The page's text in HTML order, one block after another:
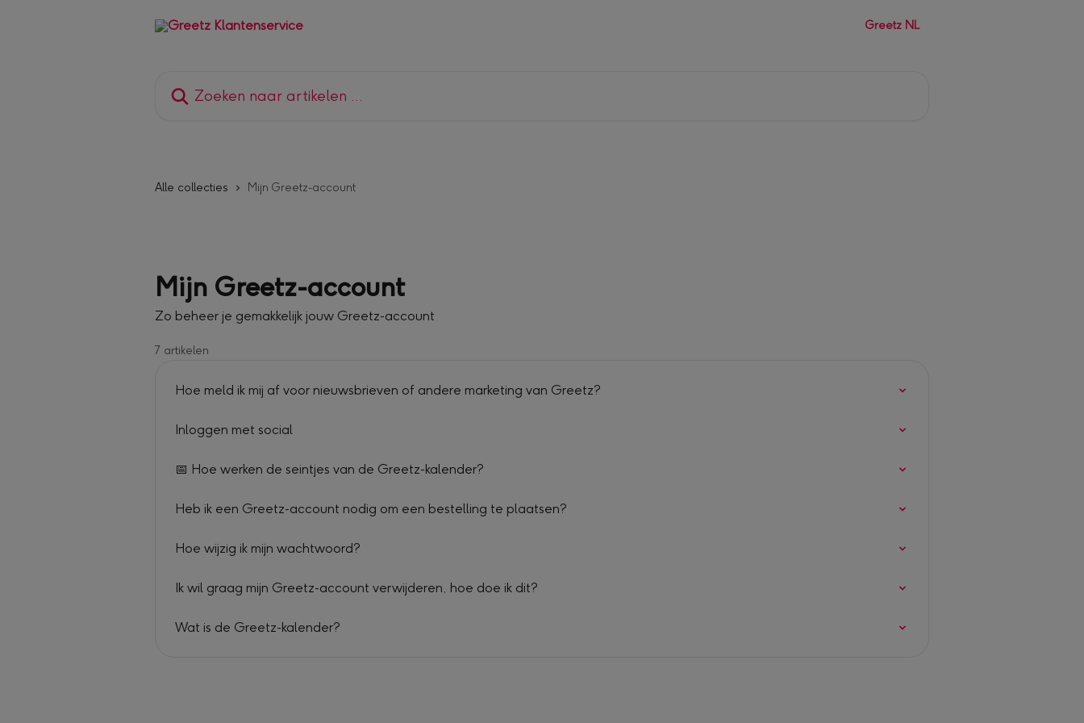
Greetz NL
Alle collecties Mijn Greetz-account
Mijn Greetz-account
Zo beheer je gemakkelijk jouw Greetz-account
7 artikelen
Hoe meld ik mij af voor nieuwsbrieven of andere marketing van Greetz?
Inloggen met social
📅 Hoe werken de seintjes van de Greetz-kalender?
Heb ik een Greetz-account nodig om een bestelling te plaatsen?
Hoe wijzig ik mijn wachtwoord?
Ik wil graag mijn Greetz-account verwijderen, hoe doe ik dit?
Wat is de Greetz-kalender?